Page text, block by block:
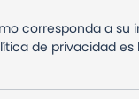
corresponda a su
de privacidad